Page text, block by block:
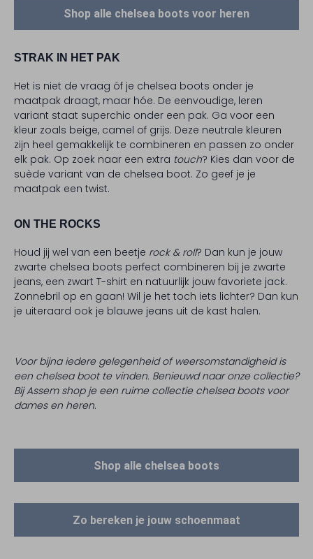
Shop alle chelsea boots voor heren
STRAK IN HET PAK
Het is niet de vraag óf je chelsea boots onder je
maatpak draagt, maar hóe. De eenvoudige, leren
variant staat superchic onder een pak. Ga voor een
kleur zoals beige, camel of grijs. Deze neutrale kleuren
zijn heel gemakkelijk te combineren en passen zo onder
elk pak. Op zoek naar een extra touch? Kies dan voor de
suède variant van de chelsea boot. Zo geef je je
maatpak een twist.
ON THE ROCKS
Houd jij wel van een beetje rock & roll? Dan kun je jouw
zwarte chelsea boots perfect combineren bij je zwarte
jeans, een zwart T-shirt en natuurlijk jouw favoriete jack.
Zonnebril op en gaan! Wil je het toch iets lichter? Dan kun
je uiteraard ook je blauwe jeans uit de kast halen.
Voor bijna iedere gelegenheid of weersomstandigheid is
een chelsea boot te vinden. Benieuwd naar onze collectie?
Bij Assem shop je een ruime collectie chelsea boots voor
dames en heren.
Shop alle chelsea boots
Zo bereken je jouw schoenmaat